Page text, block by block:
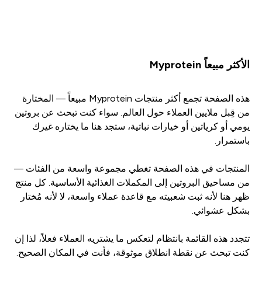
الأكثر مبيعاً Myprotein
هذه الصفحة تجمع أكثر منتجات Myprotein مبيعاً — المختارة
من قِبل ملايين العملاء حول العالم. سواء كنت تبحث عن بروتين
يومي أو كرياتين أو خيارات نباتية، ستجد هنا ما يختاره غيرك
باستمرار.
المنتجات في هذه الصفحة تغطي مجموعة واسعة من الفئات —
من مساحيق البروتين إلى المكملات الغذائية الأساسية. كل منتج
ظهر هنا لأنه ثبت شعبيته مع قاعدة عملاء واسعة، لا لأنه مُختار
بشكل عشوائي.
تتجدد هذه القائمة بانتظام لتعكس ما يشتريه العملاء فعلاً، لذا إن
كنت تبحث عن نقطة انطلاق موثوقة، فأنت في المكان الصحيح.